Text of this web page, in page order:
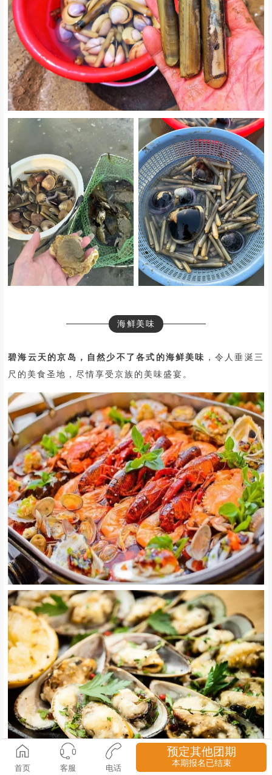
海鲜美味
碧海云天的京岛，自然少不了各式的海鲜美味 ，令人垂涎三
尺的美食圣地，尽情享受京族的美味盛宴。
首页 客服 电话
预定其他团期
本期报名已结束